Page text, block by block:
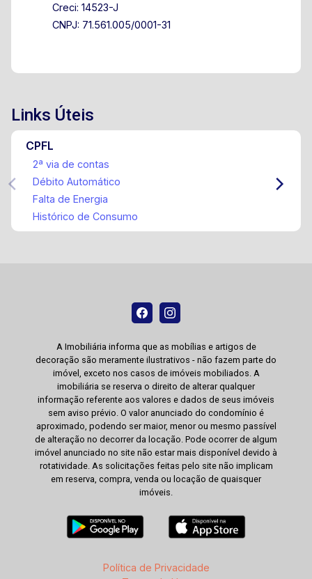
Creci: 14523-J
CNPJ: 71.561.005/0001-31
Links Úteis
CPFL
2ª via de contas
Débito Automático
Falta de Energia
Histórico de Consumo
A Imobiliária informa que as mobílias e artigos de
decoração são meramente ilustrativos - não fazem parte do
imóvel, exceto nos casos de imóveis mobiliados. A
imobiliária se reserva o direito de alterar qualquer
informação referente aos valores e dados de seus imóveis
sem aviso prévio. O valor anunciado do condomínio é
aproximado, podendo ser maior, menor ou mesmo passível
de alteração no decorrer da locação. Pode ocorrer de algum
imóvel anunciado no site não estar mais disponível devido à
rotatividade. As solicitações feitas pelo site não implicam
em reserva, compra, venda ou locação de quaisquer
imóveis.
Política de Privacidade